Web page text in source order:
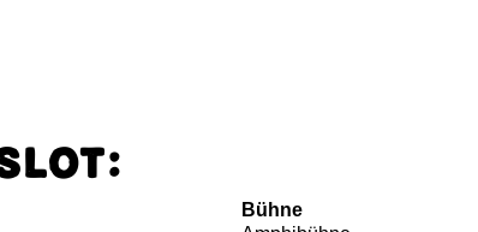
Bühne